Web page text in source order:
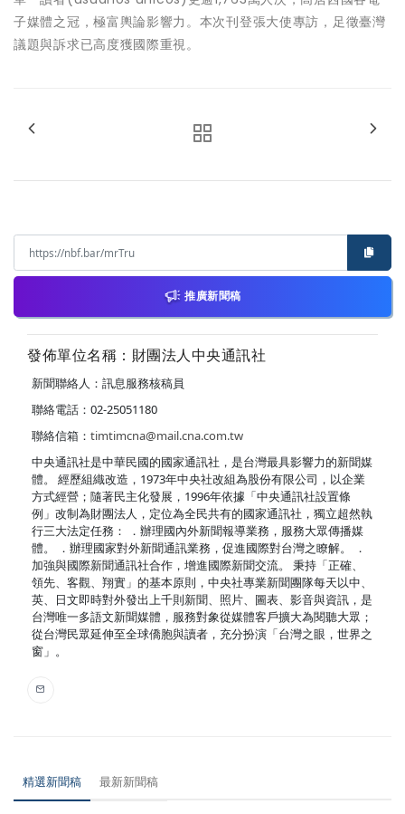
子媒體之冠，極富輿論影響力。本次刊登張大使專訪，足徵臺灣
議題與訴求已高度獲國際重視。
推廣新聞稿
發佈單位名稱：財團法人中央通訊社
新聞聯絡人：訊息服務核稿員
聯絡電話：02-25051180
聯絡信箱： timtimcna@mail.cna.com.tw
中央通訊社是中華民國的國家通訊社，是台灣最具影響力的新聞媒
體。 經歷組織改造，1973年中央社改組為股份有限公司，以企業
方式經營；隨著民主化發展，1996年依據「中央通訊社設置條
例」改制為財團法人，定位為全民共有的國家通訊社，獨立超然執
行三大法定任務： ．辦理國內外新聞報導業務，服務大眾傳播媒
體。 ．辦理國家對外新聞通訊業務，促進國際對台灣之瞭解。 ．
加強與國際新聞通訊社合作，增進國際新聞交流。 秉持「正確、
領先、客觀、翔實」的基本原則，中央社專業新聞團隊每天以中、
英、日文即時對外發出上千則新聞、照片、圖表、影音與資訊，是
台灣唯一多語文新聞媒體，服務對象從媒體客戶擴大為閱聽大眾；
從台灣民眾延伸至全球僑胞與讀者，充分扮演「台灣之眼，世界之
窗」。
精選新聞稿 最新新聞稿